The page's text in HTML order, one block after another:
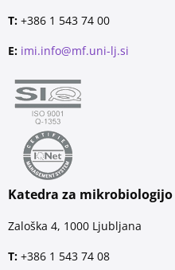
T: +386 1 543 74 00
E: imi.info@mf.uni-lj.si
Katedra za
Zaloška 4, 1000 Ljubljana
T: +386 1 543 74 08